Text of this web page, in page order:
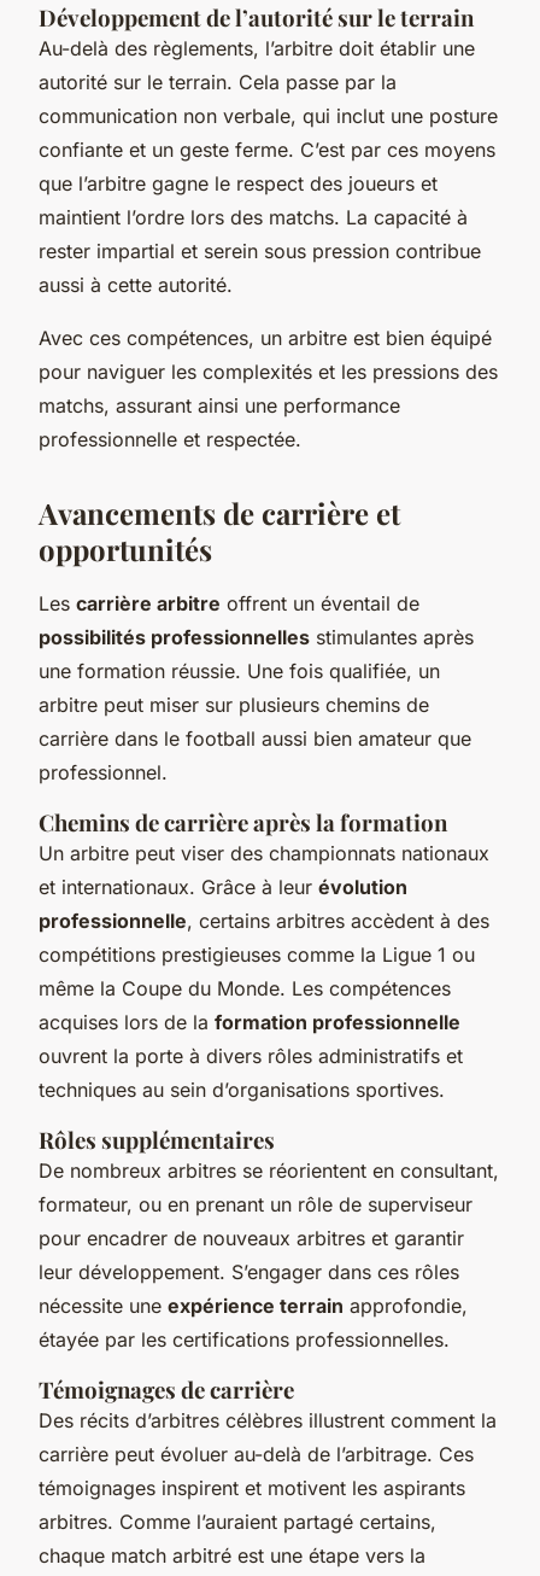
Développement de l’autorité sur le terrain
Au-delà des règlements, l’arbitre doit établir une
autorité sur le terrain. Cela passe par la
communication non verbale, qui inclut une posture
confiante et un geste ferme. C’est par ces moyens
que l’arbitre gagne le respect des joueurs et
maintient l’ordre lors des matchs. La capacité à
rester impartial et serein sous pression contribue
aussi à cette autorité.
Avec ces compétences, un arbitre est bien équipé
pour naviguer les complexités et les pressions des
matchs, assurant ainsi une performance
professionnelle et respectée.
Avancements de carrière et
opportunités
Les carrière arbitre offrent un éventail de
possibilités professionnelles stimulantes après
une formation réussie. Une fois qualifiée, un
arbitre peut miser sur plusieurs chemins de
carrière dans le football aussi bien amateur que
professionnel.
Chemins de carrière après la formation
Un arbitre peut viser des championnats nationaux
et internationaux. Grâce à leur évolution
professionnelle, certains arbitres accèdent à des
compétitions prestigieuses comme la Ligue 1 ou
même la Coupe du Monde. Les compétences
acquises lors de la formation professionnelle
ouvrent la porte à divers rôles administratifs et
techniques au sein d’organisations sportives.
Rôles supplémentaires
De nombreux arbitres se réorientent en consultant,
formateur, ou en prenant un rôle de superviseur
pour encadrer de nouveaux arbitres et garantir
leur développement. S’engager dans ces rôles
nécessite une expérience terrain approfondie,
étayée par les certifications professionnelles.
Témoignages de carrière
Des récits d’arbitres célèbres illustrent comment la
carrière peut évoluer au-delà de l’arbitrage. Ces
témoignages inspirent et motivent les aspirants
arbitres. Comme l’auraient partagé certains,
chaque match arbitré est une étape vers la